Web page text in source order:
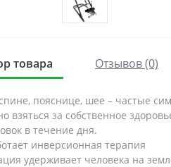
товара Отзывов (0)
пояснице, шее – частые
взяться за собственное
в течение дня.
инверсионная терапия
удерживает человека на